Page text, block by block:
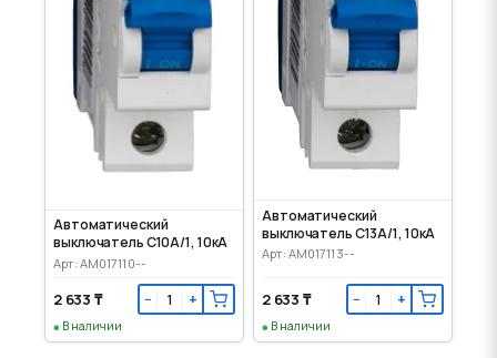
Автоматический
выключатель C10А/1, 10кА
Арт: AM017110--
2 633 ₸ − +
В наличии
Автоматический
выключатель C13А/1, 10кА
Арт: AM017113--
2 633 ₸ − +
В наличии